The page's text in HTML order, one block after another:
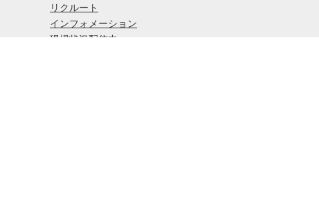
リクルート
インフォメーション
現場状況配信中